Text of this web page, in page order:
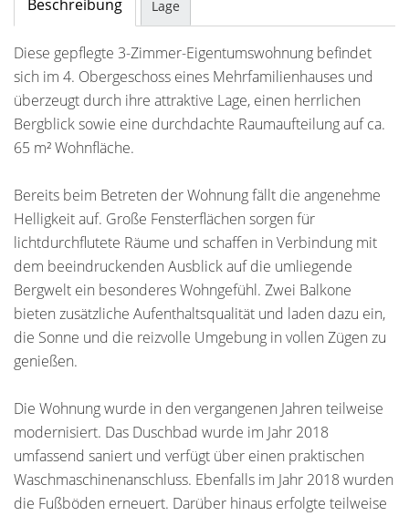
Beschreibung Lage
Diese gepflegte 3-Zimmer-Eigentumswohnung befindet
sich im 4. Obergeschoss eines Mehrfamilienhauses und
überzeugt durch ihre attraktive Lage, einen herrlichen
Bergblick sowie eine durchdachte Raumaufteilung auf ca.
65 m² Wohnfläche.
Bereits beim Betreten der Wohnung fällt die angenehme
Helligkeit auf. Große Fensterflächen sorgen für
lichtdurchflutete Räume und schaffen in Verbindung mit
dem beeindruckenden Ausblick auf die umliegende
Bergwelt ein besonderes Wohngefühl. Zwei Balkone
bieten zusätzliche Aufenthaltsqualität und laden dazu ein,
die Sonne und die reizvolle Umgebung in vollen Zügen zu
genießen.
Die Wohnung wurde in den vergangenen Jahren teilweise
modernisiert. Das Duschbad wurde im Jahr 2018
umfassend saniert und verfügt über einen praktischen
Waschmaschinenanschluss. Ebenfalls im Jahr 2018 wurden
die Fußböden erneuert. Darüber hinaus erfolgte teilweise